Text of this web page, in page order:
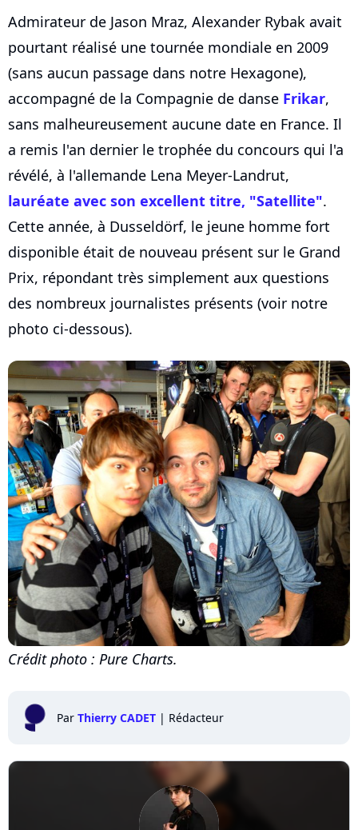
Admirateur de Jason Mraz, Alexander Rybak avait
pourtant réalisé une tournée mondiale en 2009
(sans aucun passage dans notre Hexagone),
accompagné de la Compagnie de danse Frikar,
sans malheureusement aucune date en France. Il
a remis l'an dernier le trophée du concours qui l'a
révélé, à l'allemande Lena Meyer-Landrut,
lauréate avec son excellent titre, "Satellite".
Cette année, à Dusseldörf, le jeune homme fort
disponible était de nouveau présent sur le Grand
Prix, répondant très simplement aux questions
des nombreux journalistes présents (voir notre
photo ci-dessous).
Crédit photo : Pure Charts.
Par Thierry CADET | Rédacteur